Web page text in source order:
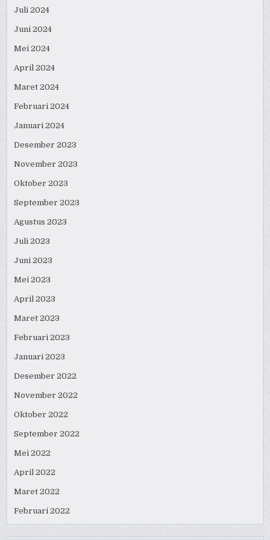
Juli 2024
Juni 2024
Mei 2024
April 2024
Maret 2024
Februari 2024
Januari 2024
Desember 2023
November 2023
Oktober 2023
September 2023
Agustus 2023
Juli 2023
Juni 2023
Mei 2023
April 2023
Maret 2023
Februari 2023
Januari 2023
Desember 2022
November 2022
Oktober 2022
September 2022
Mei 2022
April 2022
Maret 2022
Februari 2022